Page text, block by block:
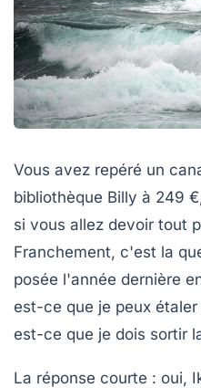
Vous avez repéré un
bibliothèque Billy à 249
si vous allez devoir tout
Franchement, c'est la
posée l'année dernière
est-ce que je peux
est-ce que je dois sortir
La réponse courte : oui,